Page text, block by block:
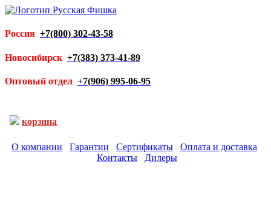
Россия +7(800) 302-43-58
Новосибирск +7(383) 373-41-89
Оптовый отдел +7(906) 995-06-95
корзина
О компании Гарантии Сертификаты
Оплата и доставка
Контакты
Дилеры